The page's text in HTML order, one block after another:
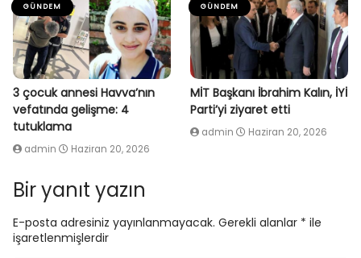
GÜNDEM
3 çocuk annesi Havva’nın
vefatında gelişme: 4
tutuklama
admin Haziran 20, 2026
GÜNDEM
MİT Başkanı İbrahim Kalın, İYİ
Parti’yi ziyaret etti
admin Haziran 20, 2026
Bir yanıt yazın
E-posta adresiniz yayınlanmayacak. Gerekli alanlar * ile
işaretlenmişlerdir